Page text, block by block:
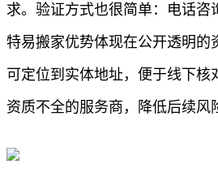
求。验证方式也很简单：电话
特易搬家优势体现在公开透明的
可定位到实体地址，便于线下
资质不全的服务商，降低后续风